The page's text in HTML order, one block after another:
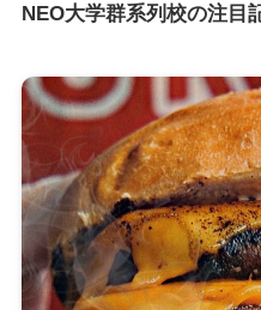
NEO大学群系列校の注目